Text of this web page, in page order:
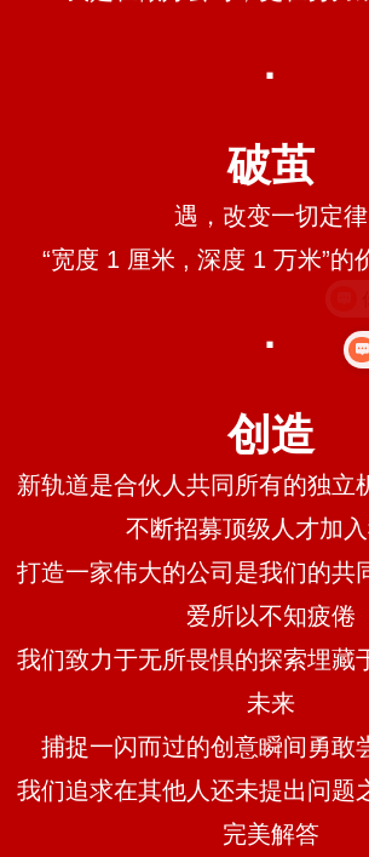
·
破茧
遇，改变一切定律
“宽度 1 厘米 , 深度 1 万米”的
·
创造
新轨道是合伙人共同所有的独立
不断招募顶级人才加
打造一家伟大的公司是我们的共
爱所以不知疲倦
我们致力于无所畏惧的探索埋藏
未来
捕捉一闪而过的创意瞬间勇敢
我们追求在其他人还未提出问题
完美解答